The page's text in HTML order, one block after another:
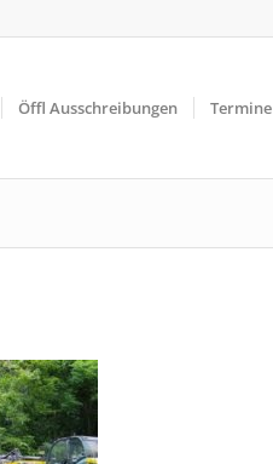
Öffl Ausschreibungen Termine